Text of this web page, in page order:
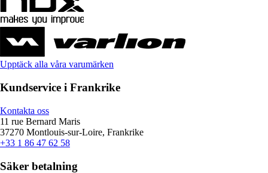
Upptäck alla våra varumärken
Kundservice i Frankrike
Kontakta oss
11 rue Bernard Maris
37270 Montlouis-sur-Loire, Frankrike
+33 1 86 47 62 58
Säker betalning